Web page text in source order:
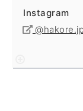
Instagram
@hakore.jp